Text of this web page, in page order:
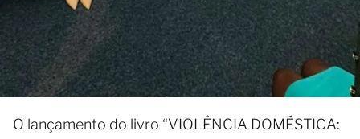
O lançamento do livro “VIOLÊNCIA DOMÉSTICA: